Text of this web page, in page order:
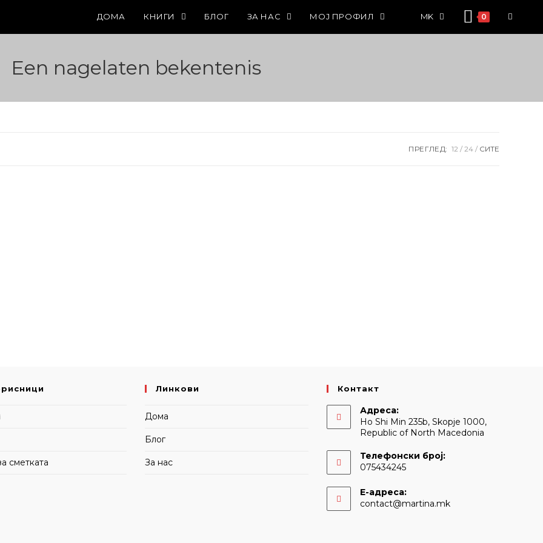
ДОМА КНИГИ БЛОГ ЗА НАС МОЈ ПРОФИЛ MK 0
Een nagelaten bekentenis
ПРЕГЛЕД: 12 24 СИТЕ
сметката
Линкови
Дома
Блог
За нас
Контакт
Адреса:
Ho Shi Min 235b, Skopje 1000,
Republic of North Macedonia
Телефонски број:
075434245
Е-адреса:
contact@martina.mkOpens